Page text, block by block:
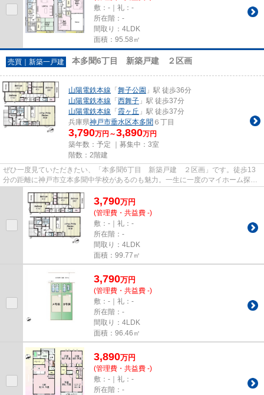
敷：-｜礼：-
所在階：-
間取り：4LDK
面積：95.58㎡
売買｜新築一戸建 本多聞6丁目 新築戸建 ２区画
山陽電鉄本線 「 舞子公園 」駅 徒歩36分
山陽電鉄本線 「 西舞子 」駅 徒歩37分
山陽電鉄本線 「 霞ヶ丘 」駅 徒歩37分
兵庫県神戸市垂水区本多聞 ６丁目
3,790万円～3,890万円
築年数：予定 ｜募集中： 3室
階数：2階建
ぜひ一度見ていただきたい、「本多聞6丁目 新築戸建 ２区画」です。徒歩13
分の距離に神戸市立本多聞中学校があるのも魅力。一生に一度のマイホーム探し
は、ぜひ新築戸建てで。ベタ基...
3,790万円
(管理費・共益費 -)
敷：-｜礼：-
所在階：-
間取り：4LDK
面積：99.77㎡
3,790万円
(管理費・共益費 -)
敷：-｜礼：-
所在階：-
間取り：4LDK
面積：96.46㎡
3,890万円
(管理費・共益費 -)
敷：-｜礼：-
所在階：-